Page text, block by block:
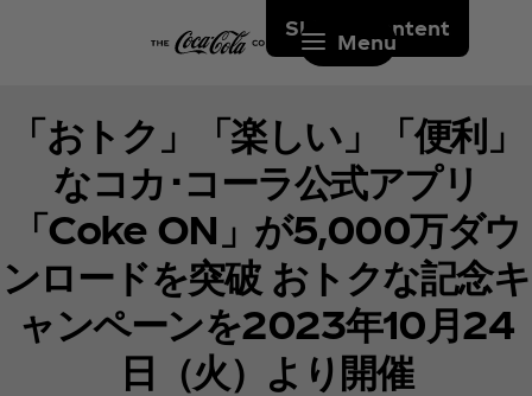
Skip to content
Menu
「おトク」「楽しい」「便利」
なコカ･コーラ公式アプリ
「Coke ON」が5,000万ダウ
ンロードを突破 おトクな記念キ
ャンペーンを2023年10月24
日（火）より開催